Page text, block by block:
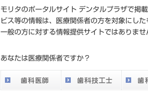
モリタのポータルサイト デンタルプラザで掲
ビス等の情報は、医療関係者の方を対象にした
一般の方に対する情報提供サイトではありませ
あなたは医療関係者ですか？
標準価格
DO vol.26
ジ